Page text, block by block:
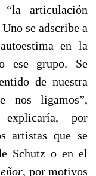
articulación
se adscribe a
en la
ese grupo. Se
de nuestra
nos ligamos”,
explicaría, por
artistas que se
Schutz o en el
, por motivos